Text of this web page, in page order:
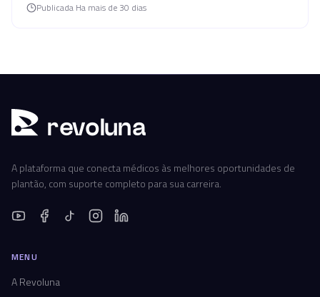
Publicada Ha mais de 30 dias
revoluna
A plataforma que conecta médicos às melhores oportunidades de
plantão, com suporte completo para sua carreira.
MENU
A Revoluna